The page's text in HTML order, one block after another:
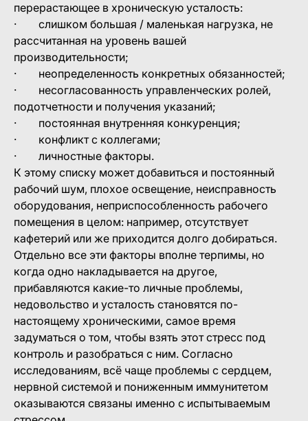
перерастающее в хроническую усталость:
· слишком большая / маленькая нагрузка, не
рассчитанная на уровень вашей
производительности;
· неопределенность конкретных обязанностей;
· несогласованность управленческих ролей,
подотчетности и получения указаний;
· постоянная внутренняя конкуренция;
· конфликт с коллегами;
· личностные факторы.
К этому списку может добавиться и постоянный
рабочий шум, плохое освещение, неисправность
оборудования, неприспособленность рабочего
помещения в целом: например, отсутствует
кафетерий или же приходится долго добираться.
Отдельно все эти факторы вполне терпимы, но
когда одно накладывается на другое,
прибавляются какие-то личные проблемы,
недовольство и усталость становятся по-
настоящему хроническими, самое время
задуматься о том, чтобы взять этот стресс под
контроль и разобраться с ним. Согласно
исследованиям, всё чаще проблемы с сердцем,
нервной системой и пониженным иммунитетом
оказываются связаны именно с испытываемым